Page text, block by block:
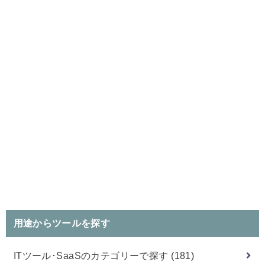
用途からツールを探す
ITツール･SaaSのカテゴリーで探す (181)